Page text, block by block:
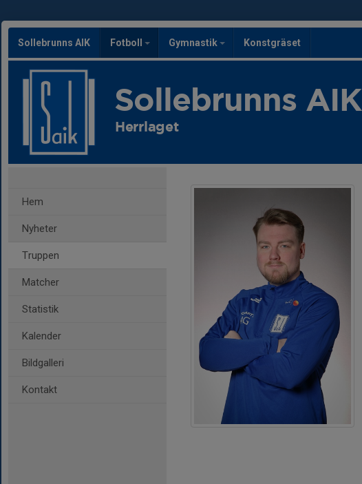
Sollebrunns AIK Fotboll Gymnastik Konstgräset
Sollebrunns AIK
Herrlaget
Hem
Nyheter
Truppen
Matcher
Statistik
Kalender
Bildgalleri
Kontakt